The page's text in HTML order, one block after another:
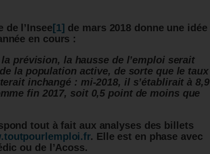
de l’Insee [1] de mars 2018 donne une idée
en cours :
la prévision, la hausse de l’emploi serait
la population active, de sorte que le taux
inchangé : mi-2018, il s’établirait à 8,9
fin 2017, soit 0,5 point de moins que
tout à fait aux analyses des billets
. Elle est en phase avec
ou de l’Acoss.